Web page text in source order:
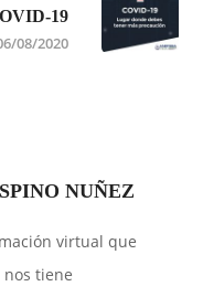
19
08/2020
NUÑEZ
virtual que
tiene